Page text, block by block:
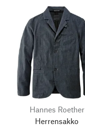
Hannes Roether
Herrensakko